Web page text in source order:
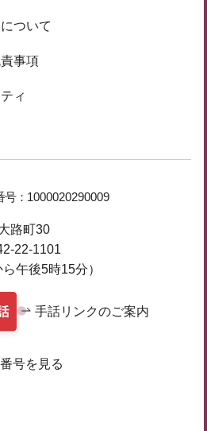
ついて
事項
ィ
： 1000020290009
路町30
22-1101
午後5時15分）
手話リンクのご案内
号を見る